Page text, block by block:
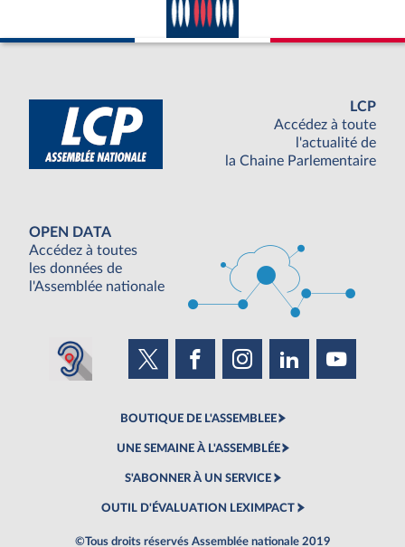
LCP
Accédez à toute
l'actualité de
la Chaine Parlementaire
OPEN DATA
Accédez à toutes
les données de
l'Assemblée nationale
BOUTIQUE DE L'ASSEMBLEE
UNE SEMAINE À L'ASSEMBLÉE
S'ABONNER À UN SERVICE
OUTIL D'ÉVALUATION LEXIMPACT
©Tous droits réservés Assemblée nationale 2019